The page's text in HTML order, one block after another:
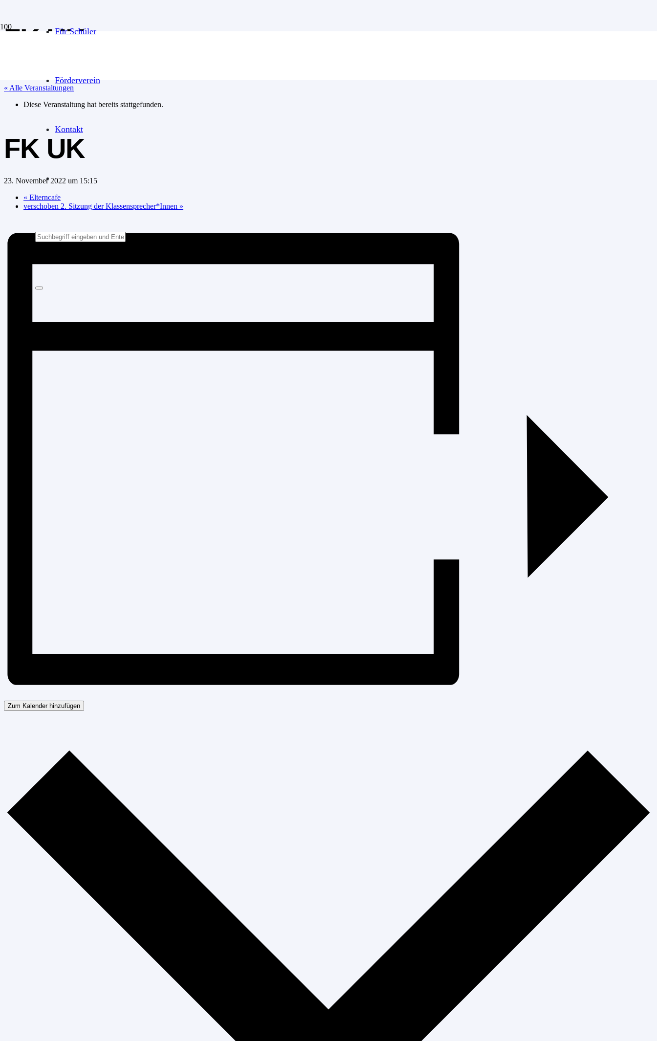
Für Schüler
Förderverein
Kontakt
FK UK
« Alle Veranstaltungen
Diese Veranstaltung hat bereits stattgefunden.
FK UK
23. November 2022 um 15:15
« Elterncafe
verschoben 2. Sitzung der Klassensprecher*Innen »
Zum Kalender hinzufügen